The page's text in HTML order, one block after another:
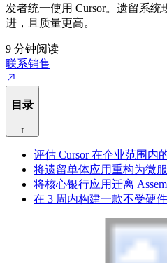
发者统一使用 Cursor。遗留系
进，且质量更高。
9 分钟阅读
联系销售
目录
↑
评估 Cursor 在企业范围内
将遗留单体应用重构为微
将核心银行应用迁离
在 3 周内构建一款不受硬